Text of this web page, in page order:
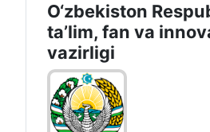
O‘zbekiston
taʼlim, fan va
vazirligi